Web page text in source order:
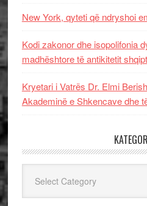
New York, qyteti që ndryshoi
Kodi zakonor dhe isopolifonia
madhështore të antikitetit
Kryetari i Vatrës Dr. Elmi
Akademinë e Shkencave dhe